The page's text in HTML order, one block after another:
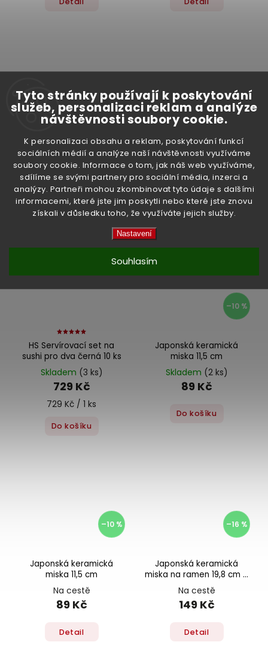
Tyto stránky používají k poskytování
služeb, personalizaci reklam a analýze
návštěvnosti soubory cookie.
K personalizaci obsahu a reklam, poskytování funkcí
sociálních médií a analýze naší návštěvnosti využíváme
soubory cookie. Informace o tom, jak náš web využíváme,
sdílíme se svými partnery pro sociální média, inzerci a
analýzy. Partneři mohou zkombinovat tyto údaje s dalšími
informacemi, které jste jim poskytli nebo které jste znovu
získali v důsledku toho, že využíváte jejich služby.
Nastavení
Souhlasím
–11 %
Dřevěný hmoždíř s
tloučkem (průměr cca 7,5
cm)
Skladem(2 ks)
229 Kč
Do košíku
Elektrický rýžovar 0,6 l
Momentálně nedostupné
699 Kč
Detail
HS Servírovací set na
sushi pro dva černá 10 ks
Skladem (3 ks)
729 Kč
729 Kč / 1 ks
Do košíku
skladu
–10 %
Japonská keramická
miska 11,5 cm
Skladem (2 ks)
89 Kč
Do košíku
–10 %
Japonská keramická
miska 11,5 cm
Na cestě
89 Kč
Detail
–16 %
Japonská keramická
miska na ramen 19,8 cm –
miska na polévku, nudle a
rýži
Na cestě
149 Kč
Detail